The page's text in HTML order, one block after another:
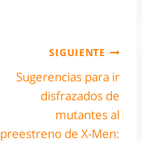
SIGUIENTE
Sugerencias para ir
disfrazados de
mutantes al
preestreno de X-Men: